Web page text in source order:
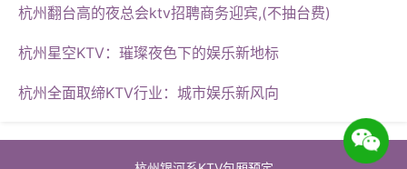
聘商务接待,入职需要什么条件 可以存酒，挺好的，只
是，办会员为什么一定要微信，不能直接给卡吗？性价比
杭州翻台高的夜总会ktv招聘商务迎宾,(不抽台费)
杭州星空KTV：璀璨夜色下的娱乐新地标
杭州全面取缔KTV行业：城市娱乐新风向